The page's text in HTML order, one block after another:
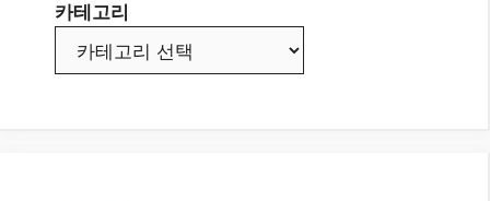
카테고리